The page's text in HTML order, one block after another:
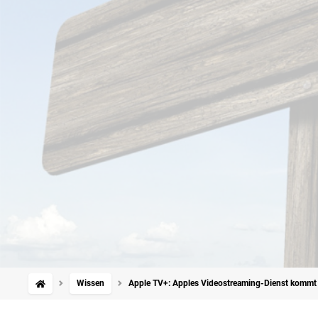
Wissen Apple TV+: Apples Videostreaming-Dienst